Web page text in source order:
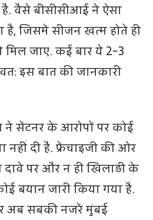
वैसे बीसीसीआई ने ऐसा
है, जिसमें सीजन खत्म होते ही
म‍िल जाए. कई बार ये 2-3
इस बात की जानकारी
सेंटनर के आरोपों पर कोई
नहीं दी है. फ्रेंचाइजी की ओर
पर और न ही खिलाड़ी के
बयान जारी किया गया है.
अब सबकी नजरें मुंबई